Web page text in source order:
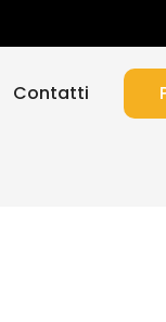
Contatti